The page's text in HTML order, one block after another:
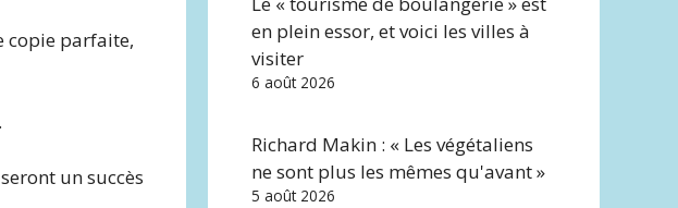
copie parfaite,
un succès
en plein essor, et voici les villes à
visiter
6 août 2026
Richard Makin : « Les végétaliens
ne sont plus les mêmes qu'avant »
5 août 2026